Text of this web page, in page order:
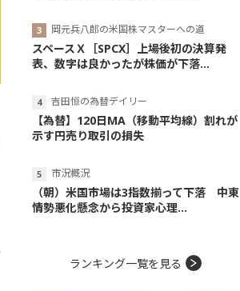
岡元兵八郎の米国株マスターへの道
スペースＸ［SPCX］上場後初の決算発
表、数字は良かったが株価が下落...
吉田恒の為替デイリー
【為替】120日MA（移動平均線）割れが
示す円売り取引の損失
市況概況
（朝）米国市場は3指数揃って下落 中東
情勢悪化懸念から投資家心理...
ランキング一覧を見る